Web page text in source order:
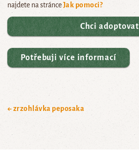
najdete na stránceJak pomoci?
Chci adoptovat
Potřebuji více informací
← zrzohlávka peposaka